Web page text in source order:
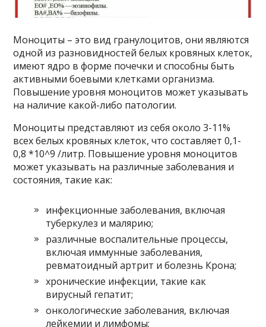
Моноциты – это вид гранулоцитов, они являются
одной из разновидностей белых кровяных клеток,
имеют ядро в форме почечки и способны быть
активными боевыми клетками организма.
Повышение уровня моноцитов может указывать
на наличие какой-либо патологии.
Моноциты представляют из себя около 3-11%
всех белых кровяных клеток, что составляет 0,1-
0,8 *10^9 /литр. Повышение уровня моноцитов
может указывать на различные заболевания и
состояния, такие как:
инфекционные заболевания, включая
туберкулез и малярию;
различные воспалительные процессы,
включая иммунные заболевания,
ревматоидный артрит и болезнь Крона;
хронические инфекции, такие как
вирусный гепатит;
онкологические заболевания, включая
лейкемии и лимфомы;